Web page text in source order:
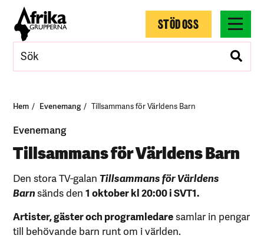
STÖD OSS
Hem Evenemang Tillsammans för Världens Barn
Evenemang
Tillsammans för Världens Barn
Den stora TV-galanTillsammans för Världens
Barnsänds den1 oktober kl 20:00 i SVT1.
Artister, gäster och programledaresamlar in pengar
till behövande barn runt om i världen.